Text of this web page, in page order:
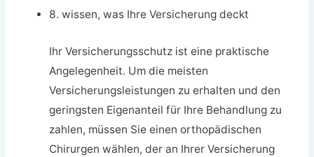
8. wissen, was Ihre Versicherung deckt
Ihr Versicherungsschutz ist eine praktische
Angelegenheit. Um die meisten
Versicherungsleistungen zu erhalten und den
geringsten Eigenanteil für Ihre Behandlung zu
zahlen, müssen Sie einen orthopädischen
Chirurgen wählen, der an Ihrer Versicherung